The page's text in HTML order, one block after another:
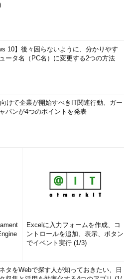
10】後々困らないように、分かりやす
ータ名（PC名）に変更する2つの方法
けて企業が開始すべきIT関連行動、ガー
パンが4つのポイントを発表
Excelに入力フォームを作成、コ
ントロールを追加、表示、ボタン
でイベント実行 (1/3)
タをWebで探す人が知っておきたい、日